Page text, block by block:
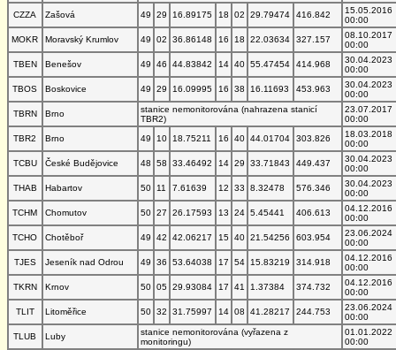
CZZA Zašová 49 29 16.89175 18 02 29.79474 416.842
15.05.2016
00:00
MOKR
Moravský Krumlov 49 02 36.86148 16 18 22.03634 327.157
08.10.2017
00:00
TBEN
Benešov 49 46 44.83842 14 40 55.47454 414.968
30.04.2023
00:00
TBOS
Boskovice 49 29 16.09995 16 38 16.11693 453.963
30.04.2023
00:00
TBRN
Brno
stanice nemonitorována (nahrazena stanicí
TBR2)
23.07.2017
00:00
TBR2
Brno 49 10 18.75211 16 40 44.01704 303.826
18.03.2018
00:00
TCBU
České Budějovice 48 58 33.46492 14 29 33.71843 449.437
30.04.2023
00:00
THAB
Habartov 50 11 7.61639 12 33 8.32478 576.346
30.04.2023
00:00
TCHM
Chomutov 50 27 26.17593 13 24 5.45441 406.613
04.12.2016
00:00
TCHO
Chotěboř 49 42 42.06217 15 40 21.54256 603.954
23.06.2024
00:00
TJES
Jeseník nad Odrou 49 36 53.64038 17 54 15.83219 314.918
04.12.2016
00:00
TKRN
Krnov 50 05 29.93084 17 41 1.37384 374.732
04.12.2016
00:00
TLIT
Litoměřice 50 32 31.75997 14 08 41.28217 244.753
23.06.2024
00:00
TLUB
Luby
stanice nemonitorována (vyřazena z
monitoringu)
01.01.2022
00:00